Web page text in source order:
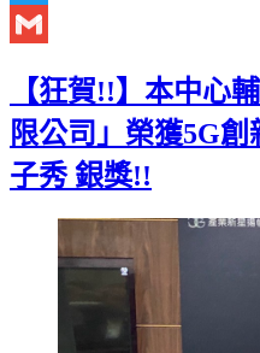
Twitter
【狂賀!!】本中心
限公司」榮獲5G
子秀 銀獎!!